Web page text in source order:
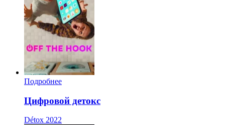
Подробнее
Цифровой детокс
Détox 2022